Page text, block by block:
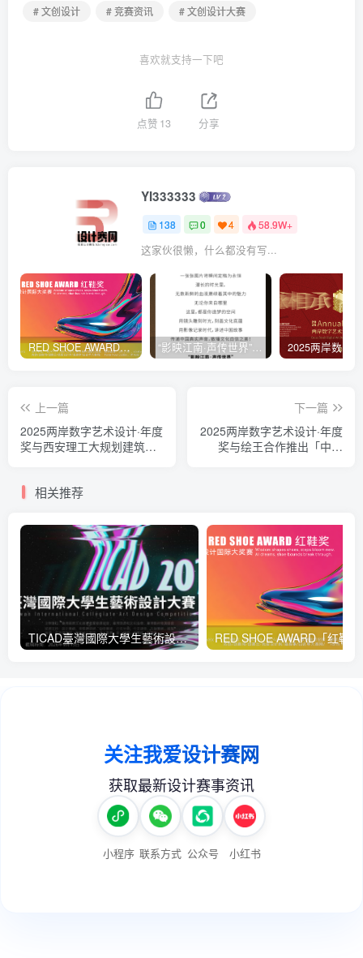
# 文创设计
# 竞赛资讯 # 文创设计大赛
喜欢就支持一下吧
点赞 13 分享
YI333333
138 0 4 58.9W+
这家伙很懒，什么都没有写...
RED SHOE AWARD「红鞋赛」全球鞋履设计挑战赛 “影映江南·声传世界”首届青少年国际网络短视频大赛
上一篇
2025两岸数字艺术设计·年度
奖与西安理工大规划建筑设
数字艺术融合发展
下一篇
2025两岸数字艺术设计·年度
奖与绘王合作推出「中国
相关推荐
TICAD臺灣國際大學生藝術設計大賽